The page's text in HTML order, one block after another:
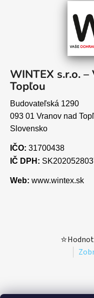
WINTEX s.r.o.
Topľou
Budovateľská 1290
093 01 Vranov nad
Slovensko
IČO: 31700438
IČ DPH:
Web: www.wintex.sk
⭐